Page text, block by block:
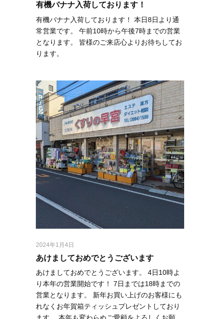
有機バナナ入荷しております！
有機バナナ入荷しております！ 本日8日より通
常営業です。 午前10時から午後7時までの営業
となります。 皆様のご来店心よりお待ちしてお
ります。
2024年1月4日
あけましておめでとうございます
あけましておめでとうございます。 4日10時よ
り本年の営業開始です！ 7日までは18時までの
営業となります。 新年お買い上げのお客様にも
れなくお年賀箱ティッシュプレゼントしており